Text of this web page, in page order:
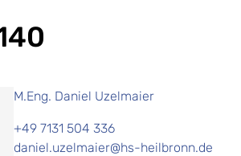
M.Eng. Daniel Uzelmaier
+49 7131 504 336
daniel.uzelmaier@hs-heilbronn.de